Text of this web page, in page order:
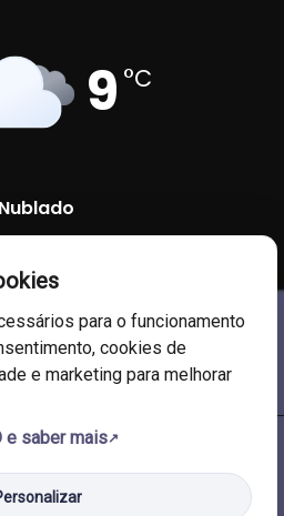
9 °C
Nublado
1015 mb
para o funcionamento
cookies de
e marketing para melhorar
e saber mais